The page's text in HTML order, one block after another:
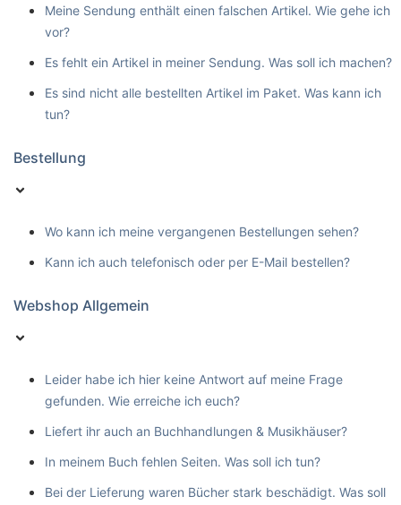
Meine Sendung enthält einen falschen Artikel. Wie gehe ich
vor?
Es fehlt ein Artikel in meiner Sendung. Was soll ich machen?
Es sind nicht alle bestellten Artikel im Paket. Was kann ich
tun?
Bestellung
Wo kann ich meine vergangenen Bestellungen sehen?
Kann ich auch telefonisch oder per E-Mail bestellen?
Webshop Allgemein
Leider habe ich hier keine Antwort auf meine Frage
gefunden. Wie erreiche ich euch?
Liefert ihr auch an Buchhandlungen & Musikhäuser?
In meinem Buch fehlen Seiten. Was soll ich tun?
Bei der Lieferung waren Bücher stark beschädigt. Was soll